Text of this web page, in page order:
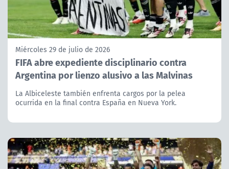
Miércoles 29 de julio de 2026
FIFA abre expediente disciplinario contra
Argentina por lienzo alusivo a las Malvinas
La Albiceleste también enfrenta cargos por la pelea
ocurrida en la final contra España en Nueva York.